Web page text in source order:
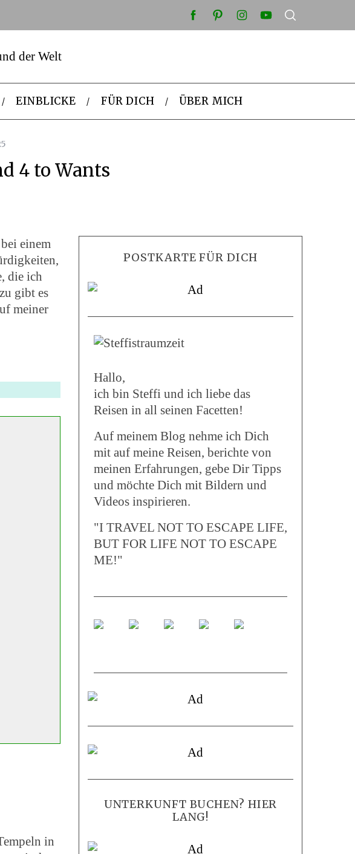
EINBLICKE FÜR DICH ÜBER MICH
4 to Wants
einem
die ich
gibt es
meiner
in
POSTKARTE FÜR DICH
Hallo,
ich bin Steffi und ich liebe das
Reisen in all seinen Facetten!
Auf meinem Blog nehme ich Dich
mit auf meine Reisen, berichte von
meinen Erfahrungen, gebe Dir Tipps
und möchte Dich mit Bildern und
Videos inspirieren.
"I TRAVEL NOT TO ESCAPE LIFE,
BUT FOR LIFE NOT TO ESCAPE
ME!"
UNTERKUNFT BUCHEN? HIER
LANG!